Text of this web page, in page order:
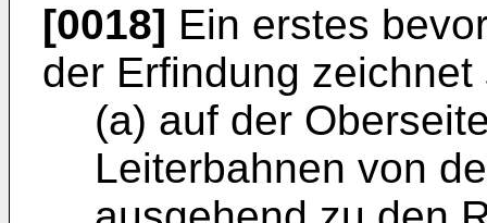
[0018] Ein erstes
der Erfindung
(a) auf der
Leiterbahnen von